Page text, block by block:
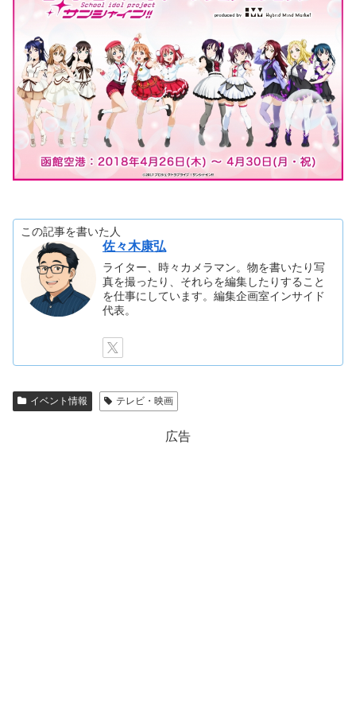
この記事を書いた人
佐々木康弘
ライター、時々カメラマン。物を書いたり写
真を撮ったり、それらを編集したりすること
を仕事にしています。編集企画室インサイド
代表。
イベント情報 テレビ・映画
広告